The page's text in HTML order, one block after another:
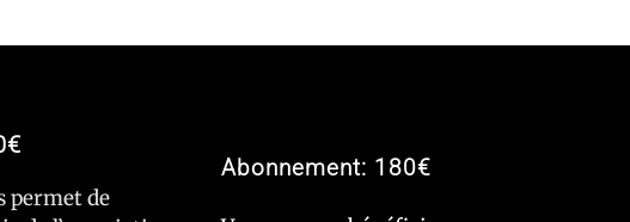
permet de
Abonnement: 180€